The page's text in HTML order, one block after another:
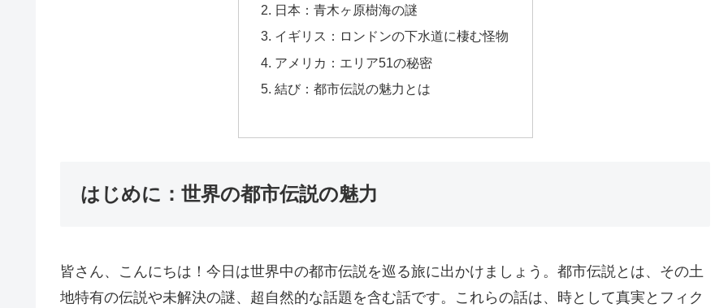
日本：青木ヶ原樹海の謎
イギリス：ロンドンの下水道に棲む怪物
アメリカ：エリア51の秘密
結び：都市伝説の魅力とは
はじめに：世界の都市伝説の魅力
皆さん、こんにちは！今日は世界中の都市伝説を巡る旅に出かけましょう。都市伝説とは、その土
地特有の伝説や未解決の謎、超自然的な話題を含む話です。これらの話は、時として真実とフィク